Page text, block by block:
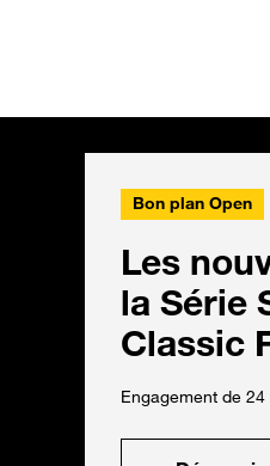
Bon plan Open
Les
la Série
Classic
Engagement de